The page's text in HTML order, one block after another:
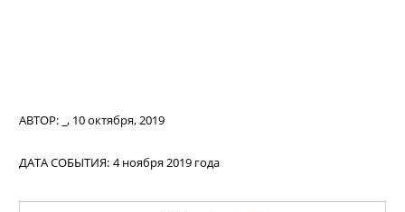
АВТОР: , 10 октября, 2019
ДАТА СОБЫТИЯ: 4 ноября 2019 года